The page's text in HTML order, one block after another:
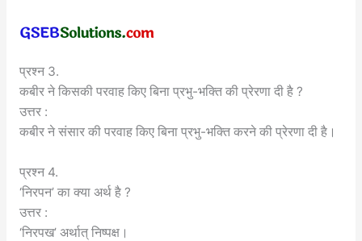
प्रश्न 3.
कबीर ने किसकी परवाह किए बिना प्रभु-भक्ति की प्रेरणा दी है ?
उत्तर :
कबीर ने संसार की परवाह किए बिना प्रभु-भक्ति करने की प्रेरणा दी है।
प्रश्न 4.
‘निरपन’ का क्या अर्थ है ?
उत्तर :
‘निरपख’ अर्थात् निष्पक्ष।